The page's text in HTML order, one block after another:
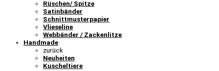
Rüschen/ Spitze
Satinbänder
Schnittmusterpapier
Vlieseline
Webbänder / Zackenlitze
Handmade
zurück
Neuheiten
Kuscheltiere